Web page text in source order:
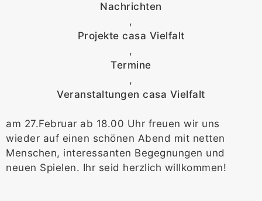
Nachrichten
,
Projekte casa Vielfalt
,
Termine
,
Veranstaltungen casa Vielfalt
am 27.Februar ab 18.00 Uhr freuen wir uns
wieder auf einen schönen Abend mit netten
Menschen, interessanten Begegnungen und
neuen Spielen. Ihr seid herzlich willkommen!